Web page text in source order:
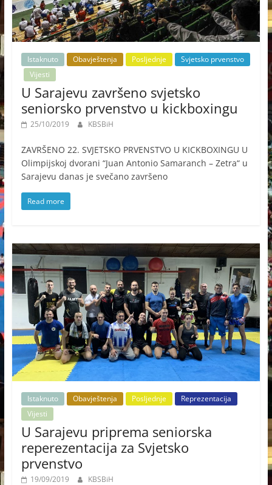
Istaknuto Obavještenja Posljednje
Svjetsko prvenstvo
Vijesti
U Sarajevu završeno svjetsko
seniorsko prvenstvo u kickboxingu
25/10/2019 KBSBiH
ZAVRŠENO 22. SVJETSKO PRVENSTVO U KICKBOXINGU U
Olimpijskoj dvorani “Juan Antonio Samaranch – Zetra“ u
Sarajevu danas je svečano završeno
Read more
Istaknuto Obavještenja Posljednje
Reprezentacija
Vijesti
U Sarajevu priprema seniorska
reperezentacija za Svjetsko
prvenstvo
19/09/2019 KBSBiH